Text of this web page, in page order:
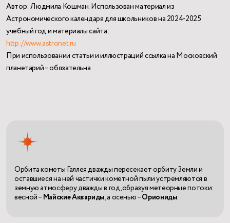
Автор: Людмила Кошман. Использован материал из
Астрономического календаря для школьников на 2024-2025
учебный год и материалы сайта:
http://www.astronet.ru
При использовании статьи и иллюстраций ссылка на Московский
планетарий – обязательна
Орбита кометы Галлея дважды пересекает орбиту Земли и
оставшиеся на ней частички кометной пыли устремляются в
земную атмосферу дважды в год, образуя метеорные потоки:
весной – Майские Аквариды, а осенью –Ориониды.